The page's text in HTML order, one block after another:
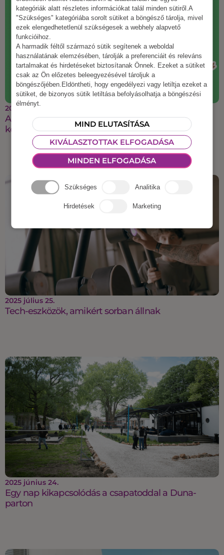
2025 augusztus 21.
A legmenőbb őszi csapatépítő ötletek, amiket a
kollégáid imádni fognak
2025 július 25.
Tech-eszközök, amikért sorban állnak
2025 június 24.
Egy nap kikapcsolódás a csapatoddal a Duna-
parton
kategóriák alatt részletes információkat talál minden sütiről.A
"Szükséges" kategóriába sorolt sütiket a böngésző tárolja, mivel
ezek elengedhetetlenül szükségesek a webhely alapvető
funkcióihoz.
A harmadik féltől származó sütik segítenek a weboldal
használatának elemzésében, tárolják a preferenciáit és releváns
tartalmakat és hirdetéseket biztosítanak Önnek. Ezeket a sütiket
csak az Ön előzetes beleegyezésével tároljuk a
böngészőjében.Eldöntheti, hogy engedélyezi vagy letiltja ezeket a
sütiket, de bizonyos sütik letiltása befolyásolhatja a böngészési
élményt.
MIND ELUTASÍTÁSA
KIVÁLASZTOTTAK ELFOGADÁSA
MINDEN ELFOGADÁSA
Szükséges Analitika
Hirdetések Marketing